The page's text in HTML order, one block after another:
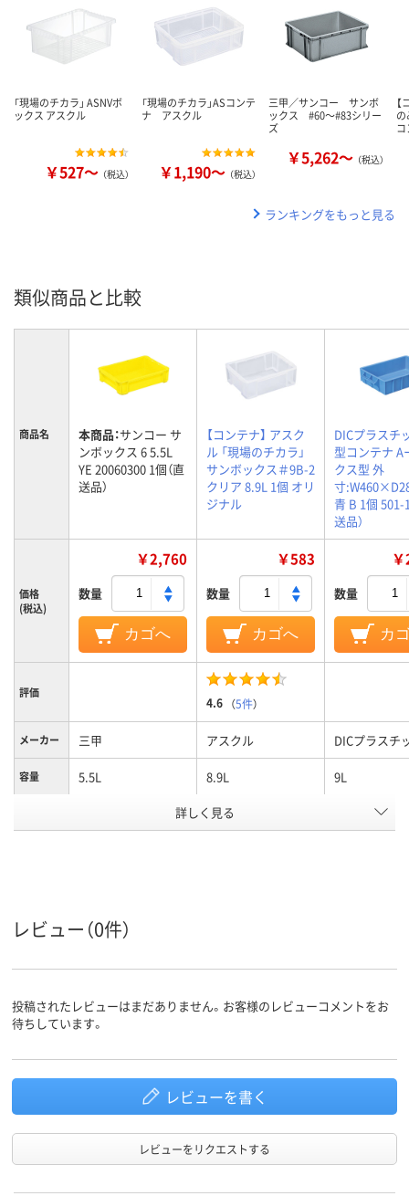
「現場のチカラ」 ASNVボ
ックス アスクル
￥527～ （税込）
「現場のチカラ」ASコンテ
ナ アスクル
￥1,190～ （税込）
三甲／サンコー サンボ
ックス #60～#83シリー
ズ
￥5,262～ （税込）
の
ランキングをもっと見る
類似商品と比較
商品名 本商品：サンコー サ
ンボックス 6 5.5L
YE 20060300 1個（直
送品）
【コンテナ】 アスク
ル 「現場のチカラ」
サンボックス＃9B-2
クリア 8.9L 1個 オリ
ジナル
DICプラスチ
型コンテナ A
クス型 外
寸
青 B 1個 501-
送品）
価格
(税込)
￥2,760
数量
カゴへ
￥583
数量
カゴへ
数量
カ
評価
4.6 （5件）
メーカー 三甲 アスクル DICプラスチ
容量 5.5L 8.9L 9L
ポリプロピレン
スコア
詳しく見る
レビュー（0件）
投稿されたレビューはまだありません。お客様のレビューコメントをお
待ちしています。
レビューを書く
レビューをリクエストする